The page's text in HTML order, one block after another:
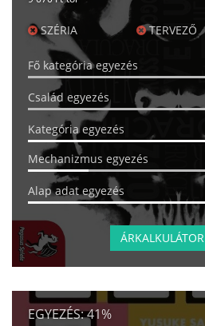
SZÉRIA TERVEZŐ
Fő kategória egyezés
Család egyezés
Kategória egyezés
Mechanizmus egyezés
Alap adat egyezés
ÁRKALKULÁTOR
EGYEZÉS:41%